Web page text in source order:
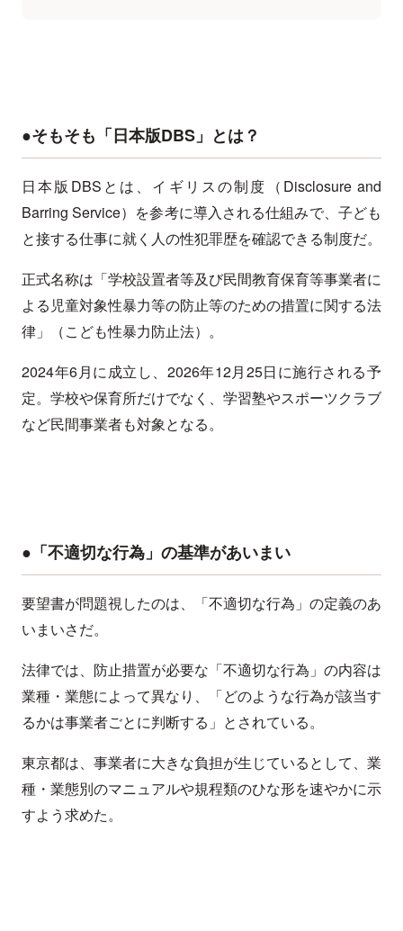
●そもそも「日本版DBS」とは？
日本版DBSとは、イギリスの制度（Disclosure and
Barring Service）を参考に導入される仕組みで、子ども
と接する仕事に就く人の性犯罪歴を確認できる制度だ。
正式名称は「学校設置者等及び民間教育保育等事業者に
よる児童対象性暴力等の防止等のための措置に関する法
律」（こども性暴力防止法）。
2024年6月に成立し、2026年12月25日に施行される予
定。学校や保育所だけでなく、学習塾やスポーツクラブ
など民間事業者も対象となる。
●「不適切な行為」の基準があいまい
要望書が問題視したのは、「不適切な行為」の定義のあ
いまいさだ。
法律では、防止措置が必要な「不適切な行為」の内容は
業種・業態によって異なり、「どのような行為が該当す
るかは事業者ごとに判断する」とされている。
東京都は、事業者に大きな負担が生じているとして、業
種・業態別のマニュアルや規程類のひな形を速やかに示
すよう求めた。